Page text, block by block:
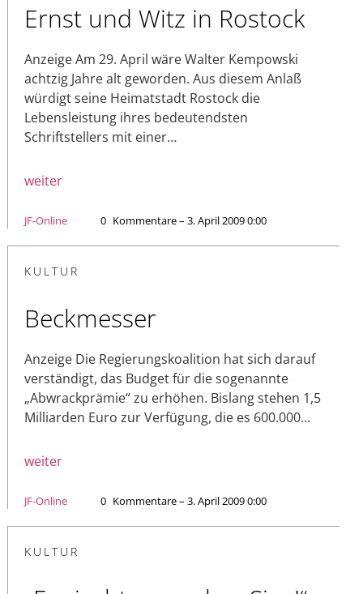
Ernst und Witz in Rostock
Anzeige Am 29. April wäre Walter Kempowski
achtzig Jahre alt geworden. Aus diesem Anlaß
würdigt seine Heimatstadt Rostock die
Lebensleistung ihres bedeutendsten
Schriftstellers mit einer…
weiter
JF-Online 0 Kommentare – 3. April 2009 0:00
KULTUR
Beckmesser
Anzeige Die Regierungskoalition hat sich darauf
verständigt, das Budget für die sogenannte
„Abwrackprämie“ zu erhöhen. Bislang stehen 1,5
Milliarden Euro zur Verfügung, die es 600.000…
weiter
JF-Online 0 Kommentare – 3. April 2009 0:00
KULTUR